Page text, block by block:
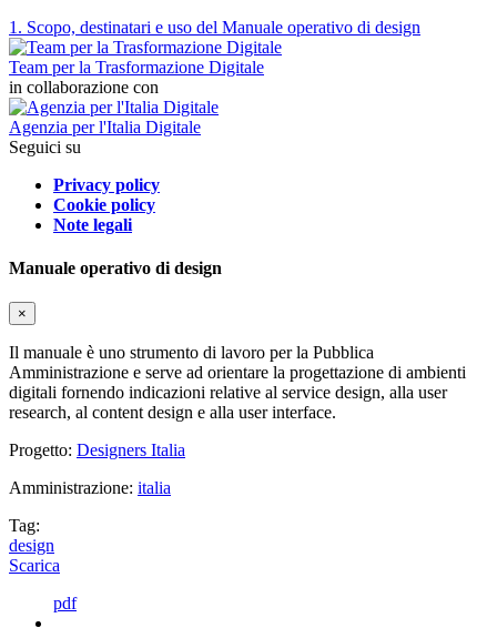
1. Scopo, destinatari e uso del Manuale operativo di design
Team per la Trasformazione Digitale
in collaborazione con
Agenzia per l'Italia Digitale
Seguici su
Privacy policy
Cookie policy
Note legali
Manuale operativo di design
×
Il manuale è uno strumento di lavoro per la Pubblica
Amministrazione e serve ad orientare la progettazione di ambienti
digitali fornendo indicazioni relative al service design, alla user
research, al content design e alla user interface.
Progetto: Designers Italia
Amministrazione: italia
Tag:
design
Scarica
pdf